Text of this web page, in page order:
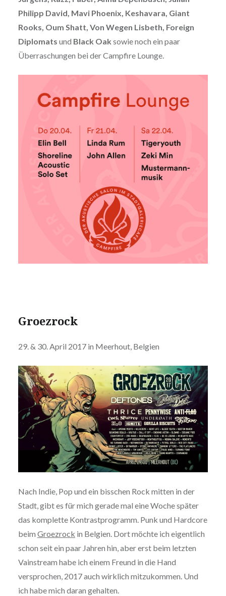
Philipp David, Mavi Phoenix, Keshavara, Giant
Rooks, Oum Shatt, Von Wegen Lisbeth, Foreign
Diplomats und Black Oak sowie noch ein paar
Überraschungen bei der Campfire Lounge.
Groezrock
29. & 30. April 2017 in Meerhout, Belgien
Nach Indie, Pop und ein bisschen Rock mitten in der
Stadt, gibt es für mich gerade mal eine Woche später
das komplette Kontrastprogramm. Punk und Hardcore
beim Groezrock in Belgien. Dort möchte ich eigentlich
schon seit ein paar Jahren hin, aber erst beim letzten
Vainstream habe ich einem Freund in die Hand
versprochen, 2017 auch wirklich mitzukommen. Und
ich habe mich daran gehalten.